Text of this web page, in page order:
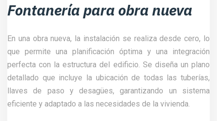
Fontanería para obra nueva
En una obra nueva, la instalación se realiza desde cero, lo
que permite una planificación óptima y una integración
perfecta con la estructura del edificio. Se diseña un plano
detallado que incluye la ubicación de todas las tuberías,
llaves de paso y desagües, garantizando un sistema
eficiente y adaptado a las necesidades de la vivienda.